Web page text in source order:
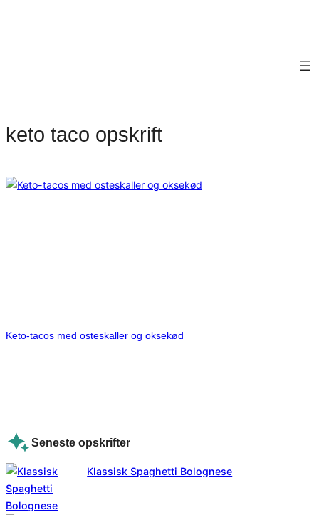
keto taco opskrift
Keto-tacos med osteskaller og oksekød
Seneste opskrifter
Klassisk Spaghetti Bolognese